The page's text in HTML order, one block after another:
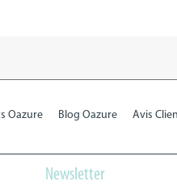
Oazure Blog Oazure Avis
Newsletter